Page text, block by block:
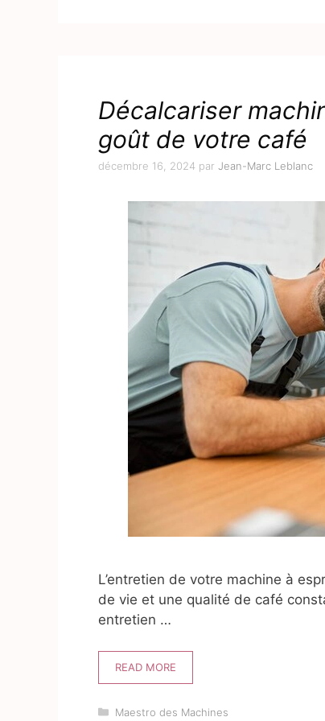
Décalcariser
goût de votre café
décembre 16, 2024 par Jean-Marc Leblanc
L’entretien de votre machine à
de vie et une qualité de café
entretien …
READ MORE
Catégories
Maestro des Machines